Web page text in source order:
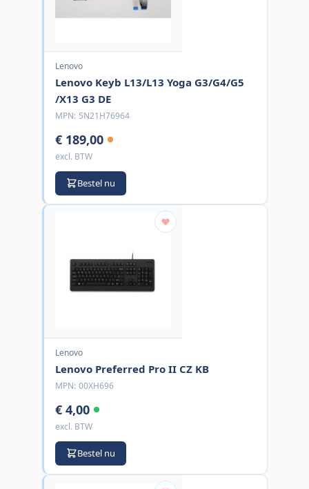
Lenovo
Lenovo Keyb L13/L13 Yoga G3/G4/G5
/X13 G3 DE
MPN: 5N21H76964
€ 189,00
excl. BTW
Bestel nu
Lenovo
Lenovo Preferred Pro II CZ KB
MPN: 00XH696
€ 4,00
excl. BTW
Bestel nu